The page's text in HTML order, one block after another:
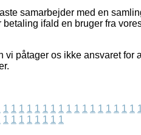
samarbejder med en
ifald en bruger fra
vi påtager os ikke ansvaret
1 1 1 1 1 1 1 1 1 1 1 1 1 1 1 1 1
1 1 1 1 1 1 1 1